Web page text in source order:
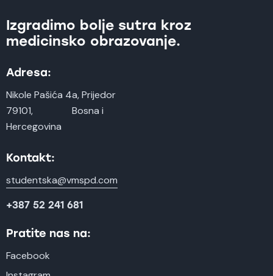
Izgradimo bolje sutra kroz
medicinsko obrazovanje.
Adresa:
Nikole Pašića 4a, Prijedor
79101, Bosna i
Hercegovina
Kontakt:
studentska@vmspd.com
+387 52 241 681
Pratite nas na:
Facebook